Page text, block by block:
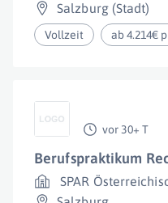
Salzburg (Stadt)
Vollzeit ab 4.214€
vor 30+ T
Berufspraktikum
SPAR